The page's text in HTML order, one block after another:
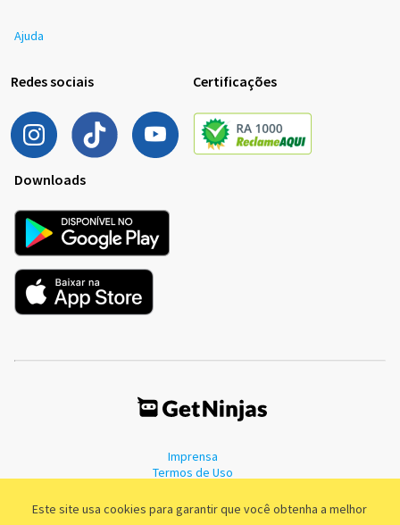
Este site usa cookies para garantir que você obtenha a melhor
Ajuda
Redes sociais Certificações
Downloads
Imprensa
Termos de Uso